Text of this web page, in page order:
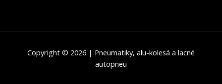
Copyright © 2026 | Pneumatiky, alu-kolesá a lacné
autopneu